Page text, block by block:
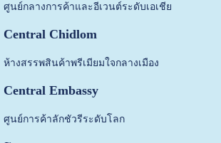
ศูนย์กลางการค้าและอีเวนต์ระดับเอเชีย
Central Chidlom
ห้างสรรพสินค้าพรีเมียมใจกลางเมือง
Central Embassy
ศูนย์การค้าลักชัวรีระดับโลก